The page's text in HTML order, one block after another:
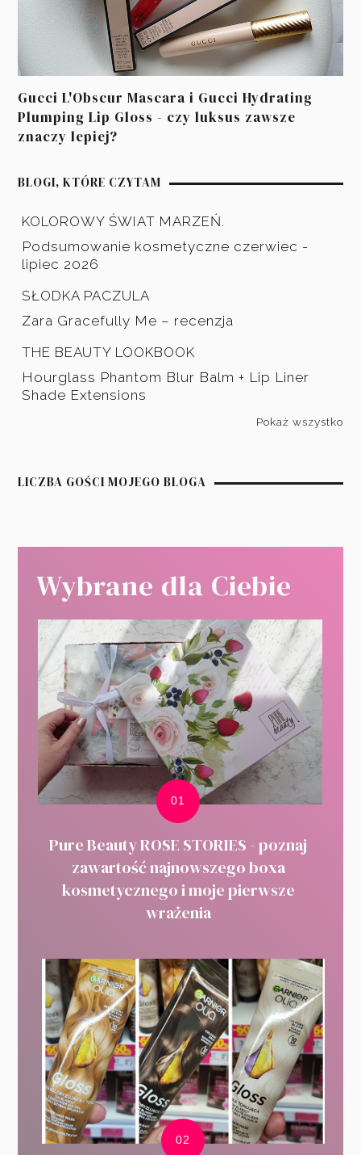
Gucci L'Obscur Mascara i Gucci Hydrating
Plumping Lip Gloss - czy luksus zawsze
znaczy lepiej?
BLOGI, KTÓRE CZYTAM
KOLOROWY ŚWIAT MARZEŃ.
Podsumowanie kosmetyczne czerwiec -
lipiec 2026
SŁODKA PACZULA
Zara Gracefully Me – recenzja
THE BEAUTY LOOKBOOK
Hourglass Phantom Blur Balm + Lip Liner
Shade Extensions
Pokaż wszystko
LICZBA GOŚCI MOJEGO BLOGA
Wybrane dla Ciebie
Pure Beauty ROSE STORIES - poznaj
zawartość najnowszego boxa
kosmetycznego i moje pierwsze
wrażenia